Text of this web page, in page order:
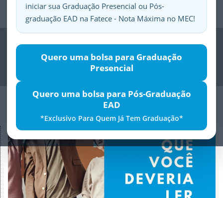
iniciar sua Graduação Presencial ou Pós-
graduação EAD na Fatece - Nota Máxima no MEC!
Quero uma bolsa para Graduação
Presencial
Quero uma bolsa para Pós-Graduação
EAD
*Exclusivo Para Quem Já Tem Graduação*
SuaFatece.Seuorgulho.
Previous